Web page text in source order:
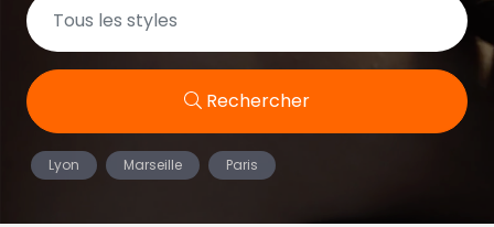
Rechercher
Lyon Marseille Paris